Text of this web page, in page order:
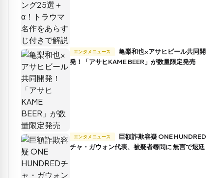
エンタメニュース
発！「アサヒKAME BEER」が数量限定発売
エンタメニュース
チャ・ガウォン代表、被疑者尋問に 無言で退廷